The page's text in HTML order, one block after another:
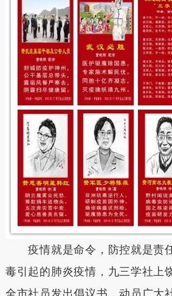
疫情就是命令，防控就是责
毒引起的肺炎疫情，九三学社上